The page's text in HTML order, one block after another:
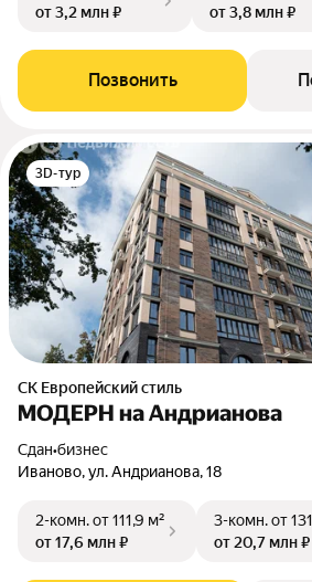
от 3,2 млн ₽
от 3,8 млн ₽
Позвонить
3D-тур
СК Европейский стиль
МОДЕРН на Андрианова
Сдан•бизнес
Иваново, ул. Андрианова, 18
2-комн.от 111,9 м²
от 17,6 млн ₽
3-комн.от
от 20,7 млн ₽